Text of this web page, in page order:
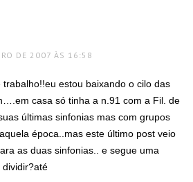
DE 2007 ÀS 16:58
estou baixando o cilo das
casa só tinha a n.91 com a Fil. de
últimas sinfonias mas com grupos
época..mas este último post veio
as duas sinfonias.. e segue uma
dividir?até